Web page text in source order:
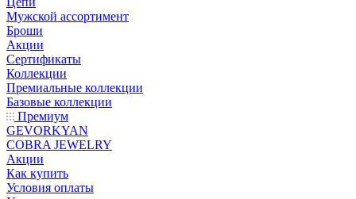
Мужской ассортимент
Броши
Акции
Сертификаты
Коллекции
Премиальные коллекции
Базовые коллекции
Премиум
GEVORKYAN
COBRA JEWELRY
Акции
Как купить
Условия оплаты